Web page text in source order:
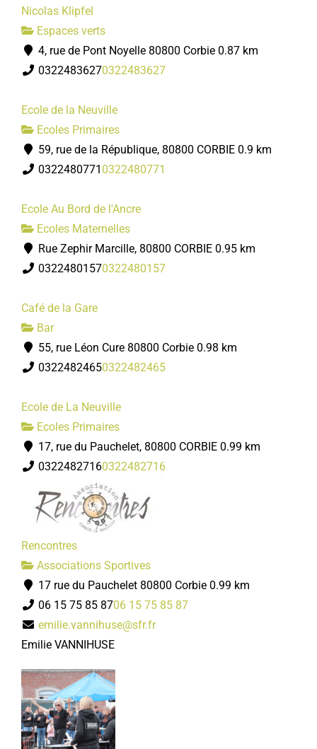
Nicolas Klipfel
Espaces verts
4, rue de Pont Noyelle 80800 Corbie 0.87 km
03224836270322483627
Ecole de la Neuville
Ecoles Primaires
59, rue de la République, 80800 CORBIE 0.9 km
0322480771 0322480771
Ecole Au Bord de l'Ancre
Ecoles Maternelles
Rue Zephir Marcille, 80800 CORBIE 0.95 km
03224801570322480157
Café de la Gare
Bar
55, rue Léon Cure 80800 Corbie 0.98 km
03224824650322482465
Ecole de La Neuville
Ecoles Primaires
17, rue du Pauchelet, 80800 CORBIE 0.99 km
03224827160322482716
Rencontres
Associations Sportives
17 rue du Pauchelet 80800 Corbie 0.99 km
06 15 75 85 8706 15 75 85 87
emilie.vannihuse@sfr.fr
Emilie VANNIHUSE